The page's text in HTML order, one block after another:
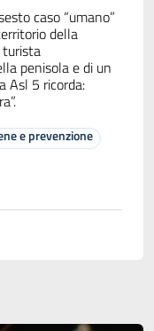
caso “umano”
della
turista
penisola e di un
Asl 5 ricorda:
e prevenzione